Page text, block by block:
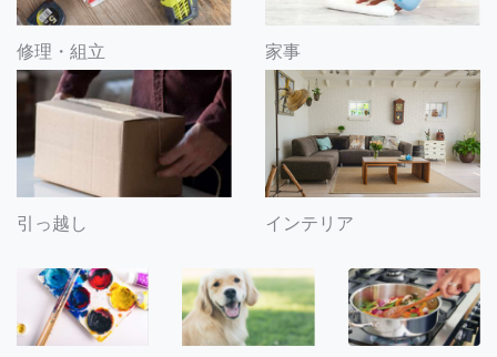
修理・組立 家事
引っ越し インテリア